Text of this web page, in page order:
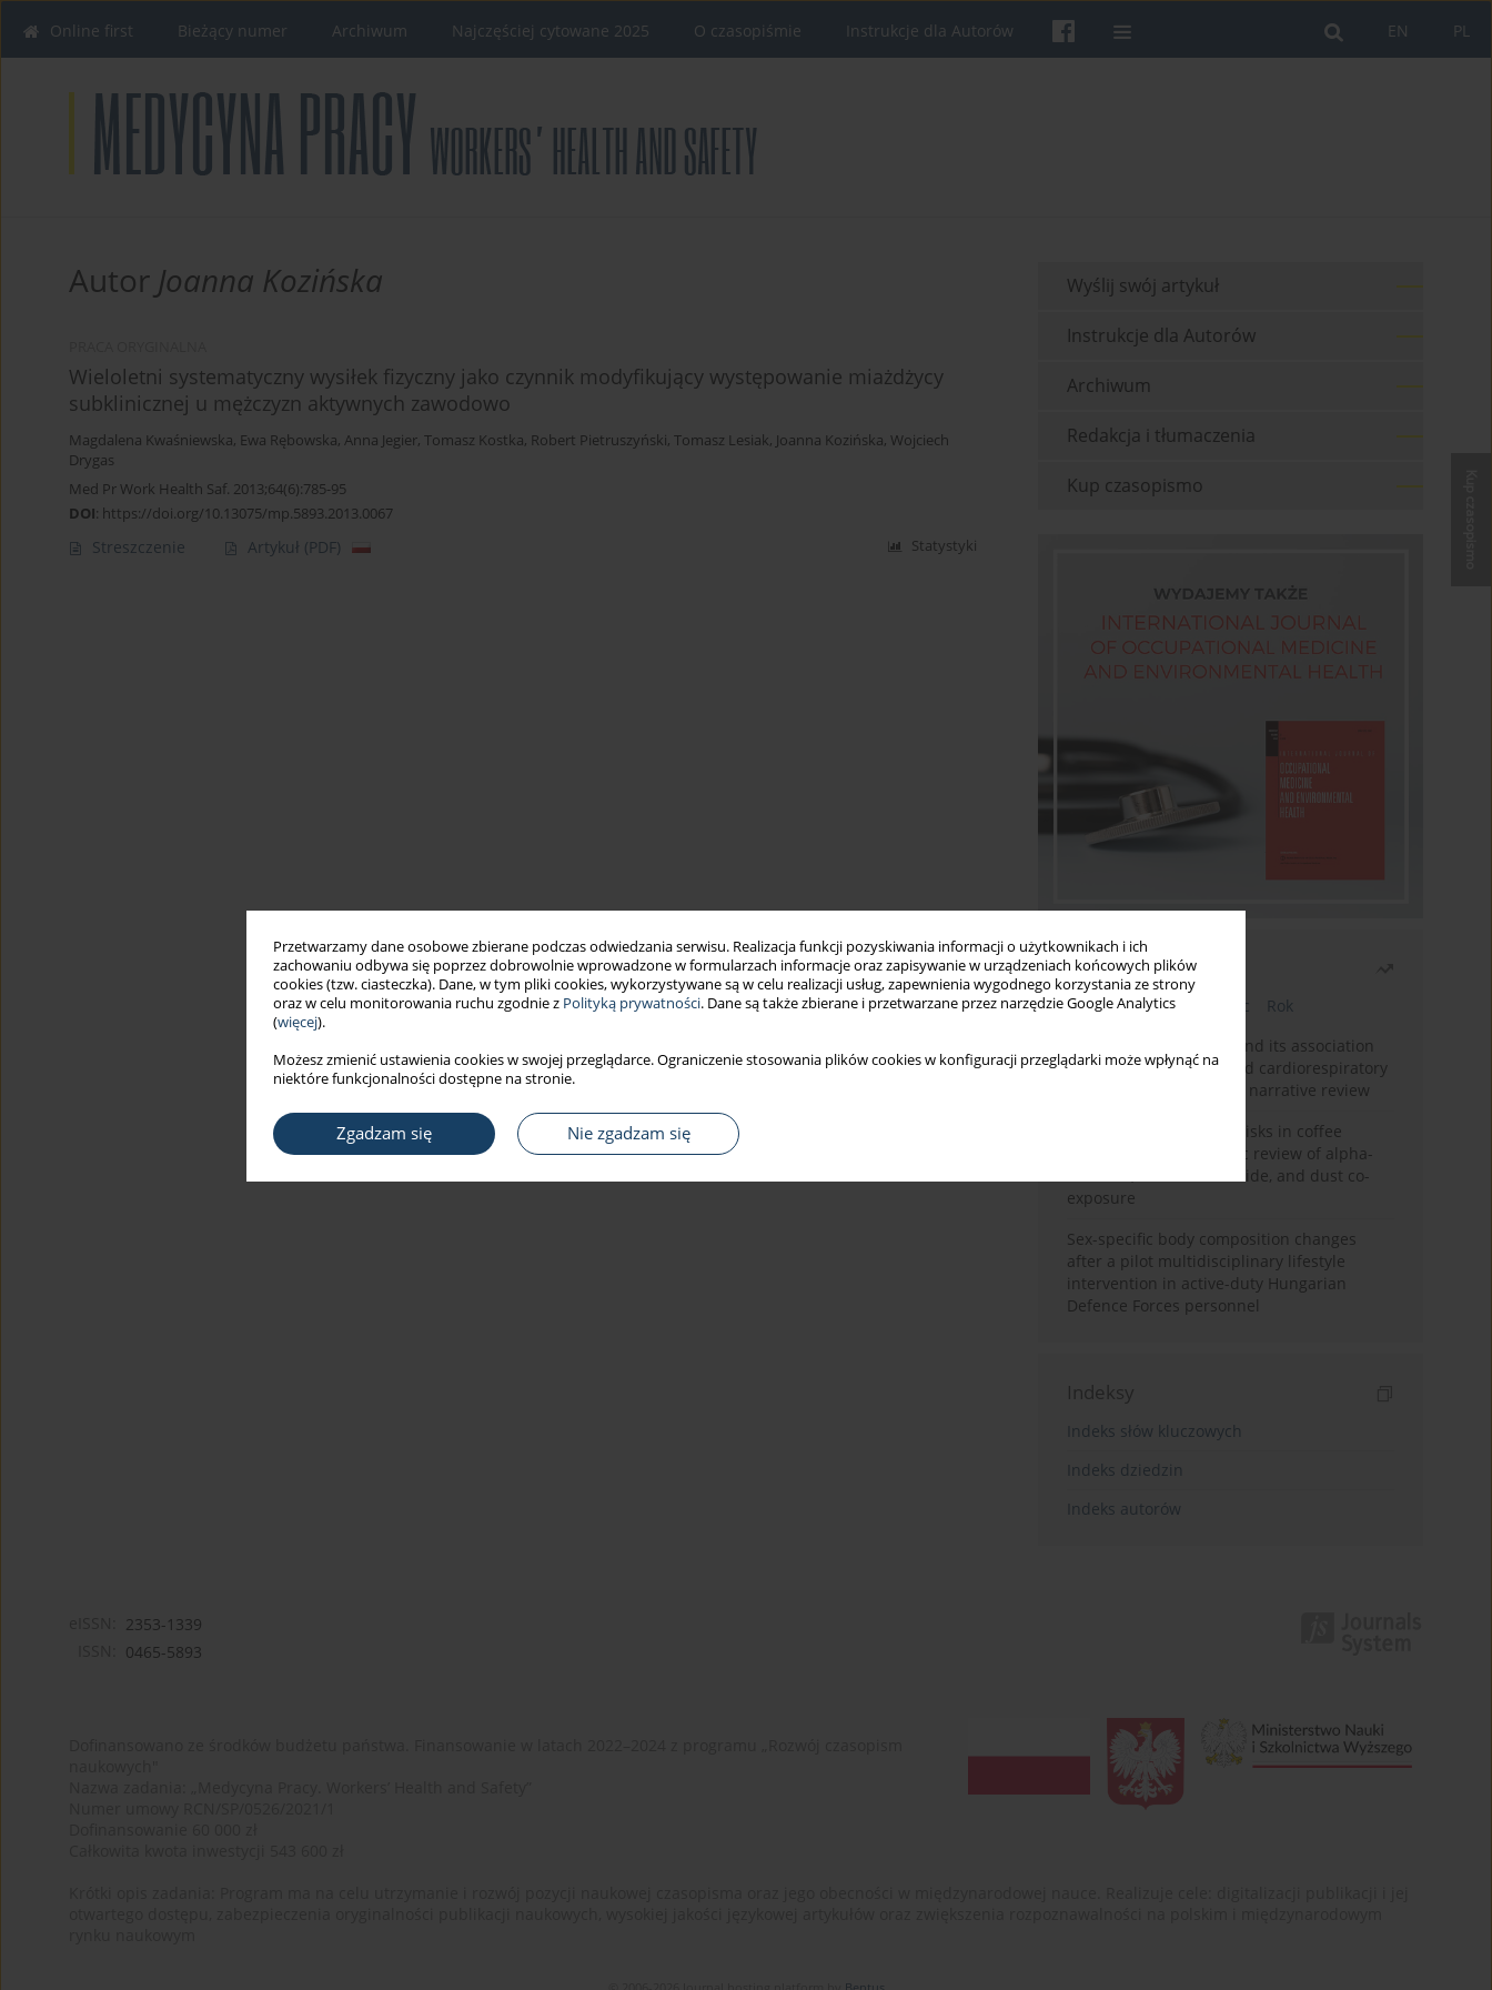
Przetwarzamy dane osobowe zbierane podczas odwiedzania serwisu. Realizacja funkcji pozyskiwania informacji o użytkownikach i ich
zachowaniu odbywa się poprzez dobrowolnie wprowadzone w formularzach informacje oraz zapisywanie w urządzeniach końcowych plików
cookies (tzw. ciasteczka). Dane, w tym pliki cookies, wykorzystywane są w celu realizacji usług, zapewnienia wygodnego korzystania ze strony
oraz w celu monitorowania ruchu zgodnie z Polityką prywatności. Dane są także zbierane i przetwarzane przez narzędzie Google Analytics
(więcej).
Możesz zmienić ustawienia cookies w swojej przeglądarce. Ograniczenie stosowania plików cookies w konfiguracji przeglądarki może wpłynąć na
niektóre funkcjonalności dostępne na stronie.
Zgadzam się Nie zgadzam się
PL
EN
Online first Bieżący numer Archiwum Najczęściej cytowane 2025 O czasopiśmie Instrukcje dla Autorów
Autor Joanna Kozińska
Wieloletni systematyczny wysiłek fizyczny jako czynnik modyfikujący występowanie miażdżycy
subklinicznej u mężczyzn aktywnych zawodowo
Magdalena Kwaśniewska, Ewa Rębowska, Anna Jegier, Tomasz Kostka, Robert Pietruszyński, Tomasz Lesiak, Joanna Kozińska, Wojciech
Drygas
Med Pr Work Health Saf. 2013;64(6):785-95
DOI: https://doi.org/10.13075/mp.5893.2013.0067
Streszczenie Artykuł (PDF) Statystyki
Wyślij swój artykuł
Instrukcje dla Autorów
Archiwum
Redakcja i tłumaczenia
Kup czasopismo
Najczęściej czytane
Bieżący numer Miesiąc
Rok
Occupational burnout and its association
with physical activity and cardiorespiratory
fitness among nurses: a narrative review
Synergistic respiratory risks in coffee
processing: a systematic review of alpha-
diketone, carbon monoxide, and dust co-
exposure
Sex-specific body composition changes
after a pilot multidisciplinary lifestyle
intervention in active-duty Hungarian
Defence Forces personnel
Indeksy
Indeks słów kluczowych
Indeks dziedzin
Indeks autorów
2353-1339
0465-5893